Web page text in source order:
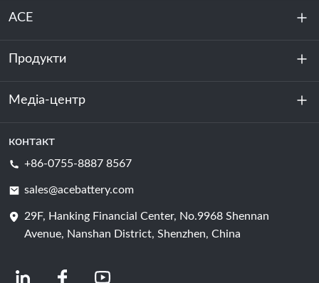
ACE
Про нас
Стійкість
Продукти
Зберігання енергії
Центр обробки даних та серверна кімната
Елемент батареї
Медіа-центр
Новини
контакт
+86-0755-8887 8567
sales@acebattery.com
29F, Hanking Financial Center, No.9968 Shennan
Avenue, Nanshan District, Shenzhen, China